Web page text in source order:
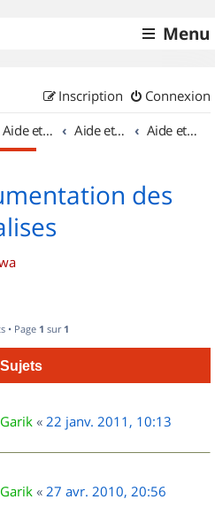
Menu
Connexion
Inscription
Aide et documentation Aide et documentation Aide et documentation des balises
des
• Page 1 sur 1
Sujets
Garik « 22 janv. 2011, 10:13
Garik « 27 avr. 2010, 20:56